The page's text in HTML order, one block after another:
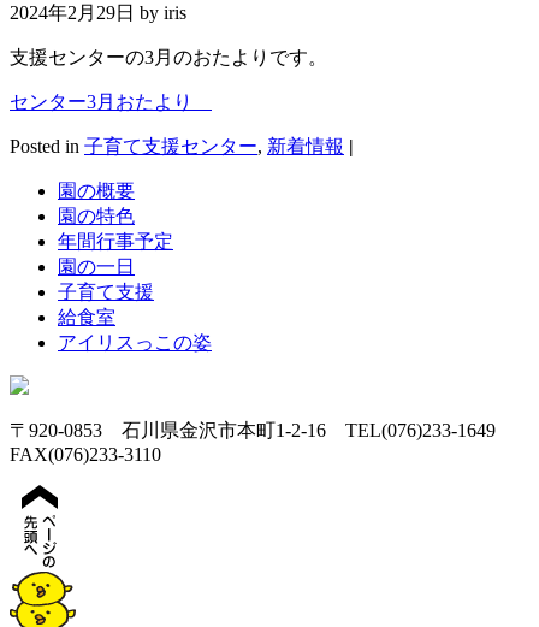
2024年2月29日 by iris
支援センターの3月のおたよりです。
センター3月おたより
Posted in 子育て支援センター, 新着情報 |
園の概要
園の特色
年間行事予定
園の一日
子育て支援
給食室
アイリスっこの姿
〒920-0853 石川県金沢市本町1-2-16 TEL(076)233-1649
FAX(076)233-3110